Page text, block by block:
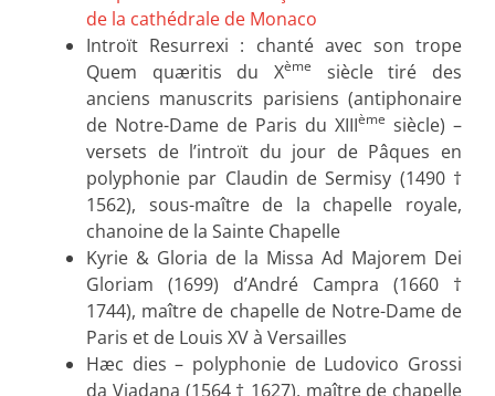
de la cathédrale de Monaco
Introït Resurrexi : chanté avec son trope
Quem quæritis du Xème
siècle tiré des
anciens manuscrits parisiens (antiphonaire
de Notre-Dame de Paris du XIIIème siècle) –
versets de l’introït du jour de Pâques en
polyphonie par Claudin de Sermisy (1490 †
1562), sous-maître de la chapelle royale,
chanoine de la Sainte Chapelle
Kyrie & Gloria de la Missa Ad Majorem Dei
Gloriam (1699) d’André Campra (1660 †
1744), maître de chapelle de Notre-Dame de
Paris et de Louis XV à Versailles
Hæc dies – polyphonie de Ludovico Grossi
da Viadana (1564 † 1627), maître de chapelle